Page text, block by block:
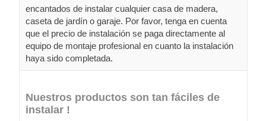
encantados de instalar cualquier casa de madera,
caseta de jardín o garaje. Por favor, tenga en cuenta
que el precio de instalación se paga directamente al
equipo de montaje profesional en cuanto la instalación
haya sido completada.
Nuestros productos son tan fáciles de
instalar !